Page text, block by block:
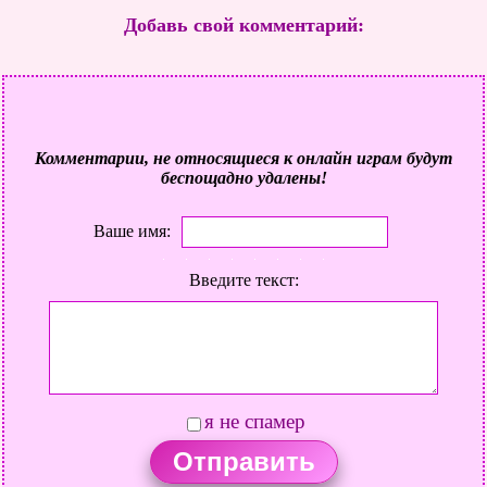
Добавь свой комментарий:
Комментарии, не относящиеся к онлайн играм будут
беспощадно удалены!
Ваше имя:
Введите текст:
я не спамер